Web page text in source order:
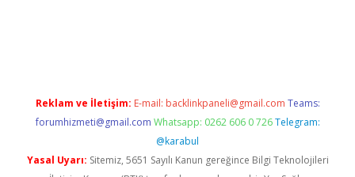
Reklam ve İletişim: E-mail: backlinkpaneli@gmail.com Teams:
forumhizmeti@gmail.com Whatsapp: 0262 606 0 726 Telegram:
@karabul
Yasal Uyarı: Sitemiz, 5651 Sayılı Kanun gereğince Bilgi Teknolojileri